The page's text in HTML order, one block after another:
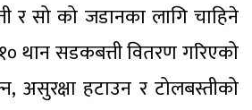
सो को जडानका लागि चाहिने
थान सडकबत्ती वितरण गरिएको
असुरक्षा हटाउन र टोलबस्तीको